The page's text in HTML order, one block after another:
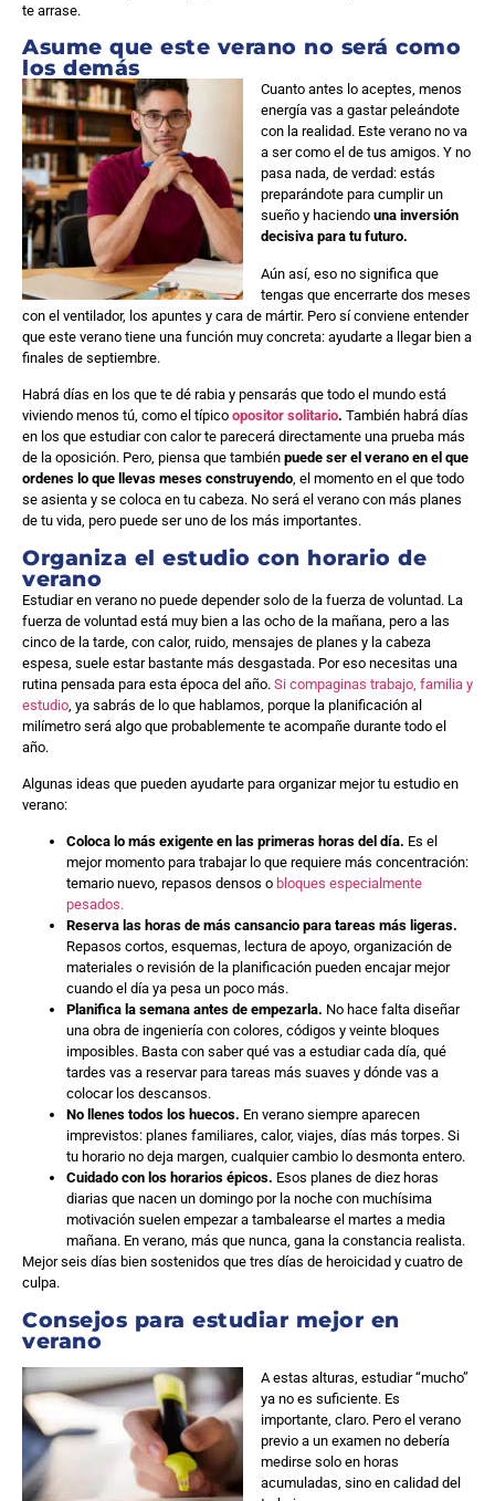
te arrase.
Asume que este verano no será como
los demás
Cuanto antes lo aceptes, menos
energía vas a gastar peleándote
con la realidad. Este verano no va
a ser como el de tus amigos. Y no
pasa nada, de verdad: estás
preparándote para cumplir un
sueño y haciendo una inversión
decisiva para tu futuro.
Aún así, eso no significa que
tengas que encerrarte dos meses
con el ventilador, los apuntes y cara de mártir. Pero sí conviene entender
que este verano tiene una función muy concreta: ayudarte a llegar bien a
finales de septiembre.
Habrá días en los que te dé rabia y pensarás que todo el mundo está
viviendo menos tú, como el típico opositor solitario. También habrá días
en los que estudiar con calor te parecerá directamente una prueba más
de la oposición. Pero, piensa que también puede ser el verano en el que
ordenes lo que llevas meses construyendo, el momento en el que todo
se asienta y se coloca en tu cabeza. No será el verano con más planes
de tu vida, pero puede ser uno de los más importantes.
Organiza el estudio con horario de
verano
Estudiar en verano no puede depender solo de la fuerza de voluntad. La
fuerza de voluntad está muy bien a las ocho de la mañana, pero a las
cinco de la tarde, con calor, ruido, mensajes de planes y la cabeza
espesa, suele estar bastante más desgastada. Por eso necesitas una
rutina pensada para esta época del año. Si compaginas trabajo, familia y
estudio , ya sabrás de lo que hablamos, porque la planificación al
milímetro será algo que probablemente te acompañe durante todo el
año.
Algunas ideas que pueden ayudarte para organizar mejor tu estudio en
verano:
Coloca lo más exigente en las primeras horas del día. Es el
mejor momento para trabajar lo que requiere más concentración:
temario nuevo, repasos densos o bloques especialmente
pesados.
Reserva las horas de más cansancio para tareas más ligeras.
Repasos cortos, esquemas, lectura de apoyo, organización de
materiales o revisión de la planificación pueden encajar mejor
cuando el día ya pesa un poco más.
Planifica la semana antes de empezarla. No hace falta diseñar
una obra de ingeniería con colores, códigos y veinte bloques
imposibles. Basta con saber qué vas a estudiar cada día, qué
tardes vas a reservar para tareas más suaves y dónde vas a
colocar los descansos.
No llenes todos los huecos. En verano siempre aparecen
imprevistos: planes familiares, calor, viajes, días más torpes. Si
tu horario no deja margen, cualquier cambio lo desmonta entero.
Cuidado con los horarios épicos. Esos planes de diez horas
diarias que nacen un domingo por la noche con muchísima
motivación suelen empezar a tambalearse el martes a media
mañana. En verano, más que nunca, gana la constancia realista.
Mejor seis días bien sostenidos que tres días de heroicidad y cuatro de
culpa.
Consejos para estudiar mejor en
verano
A estas alturas, estudiar “mucho”
ya no es suficiente. Es
importante, claro. Pero el verano
previo a un examen no debería
medirse solo en horas
acumuladas, sino en calidad del